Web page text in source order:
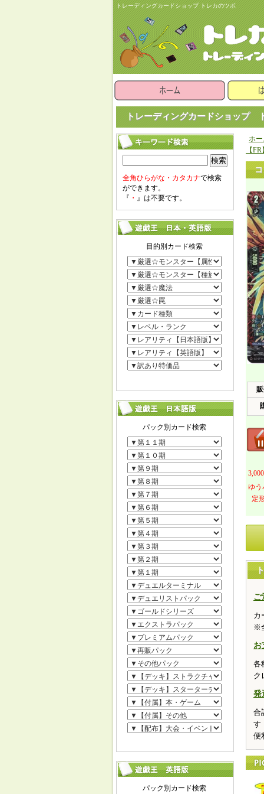
トレーディングカードショップ トレカのツボ
トレーディングカードショップ
検索
全角ひらがな・カタカナで検索
ができます。
『 ・ 』は不要です。
ホ
【
ゆう
定
ご
カ
※
お
各
ク
発
合
す
便